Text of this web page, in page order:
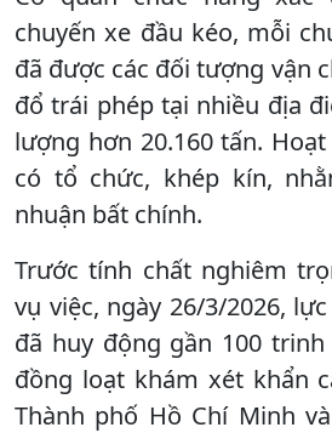
chuyến xe đầu kéo, mỗi
đã được các đối tượng vận
đổ trái phép tại nhiều địa
lượng hơn 20.160 tấn.
có tổ chức, khép kín,
nhuận bất chính.
Trước tính chất nghiêm
vụ việc, ngày 26/3/2026,
đã huy động gần 100
đồng loạt khám xét khẩn
Thành phố Hồ Chí Minh